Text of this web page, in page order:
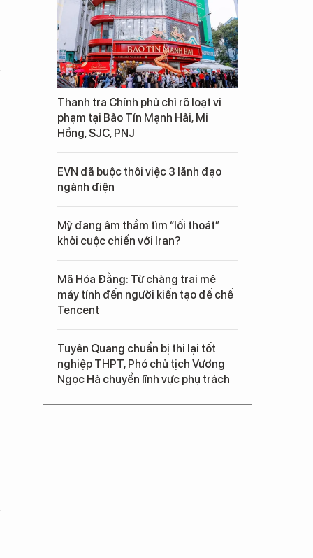
Thanh tra Chính phủ chỉ rõ loạt vi
phạm tại Bảo Tín Mạnh Hải, Mi
Hồng, SJC, PNJ
EVN đã buộc thôi việc 3 lãnh đạo
ngành điện
Mỹ đang âm thầm tìm “lối thoát”
khỏi cuộc chiến với Iran?
Mã Hóa Đằng: Từ chàng trai mê
máy tính đến người kiến tạo đế chế
Tencent
Tuyên Quang chuẩn bị thi lại tốt
nghiệp THPT, Phó chủ tịch Vương
Ngọc Hà chuyển lĩnh vực phụ trách